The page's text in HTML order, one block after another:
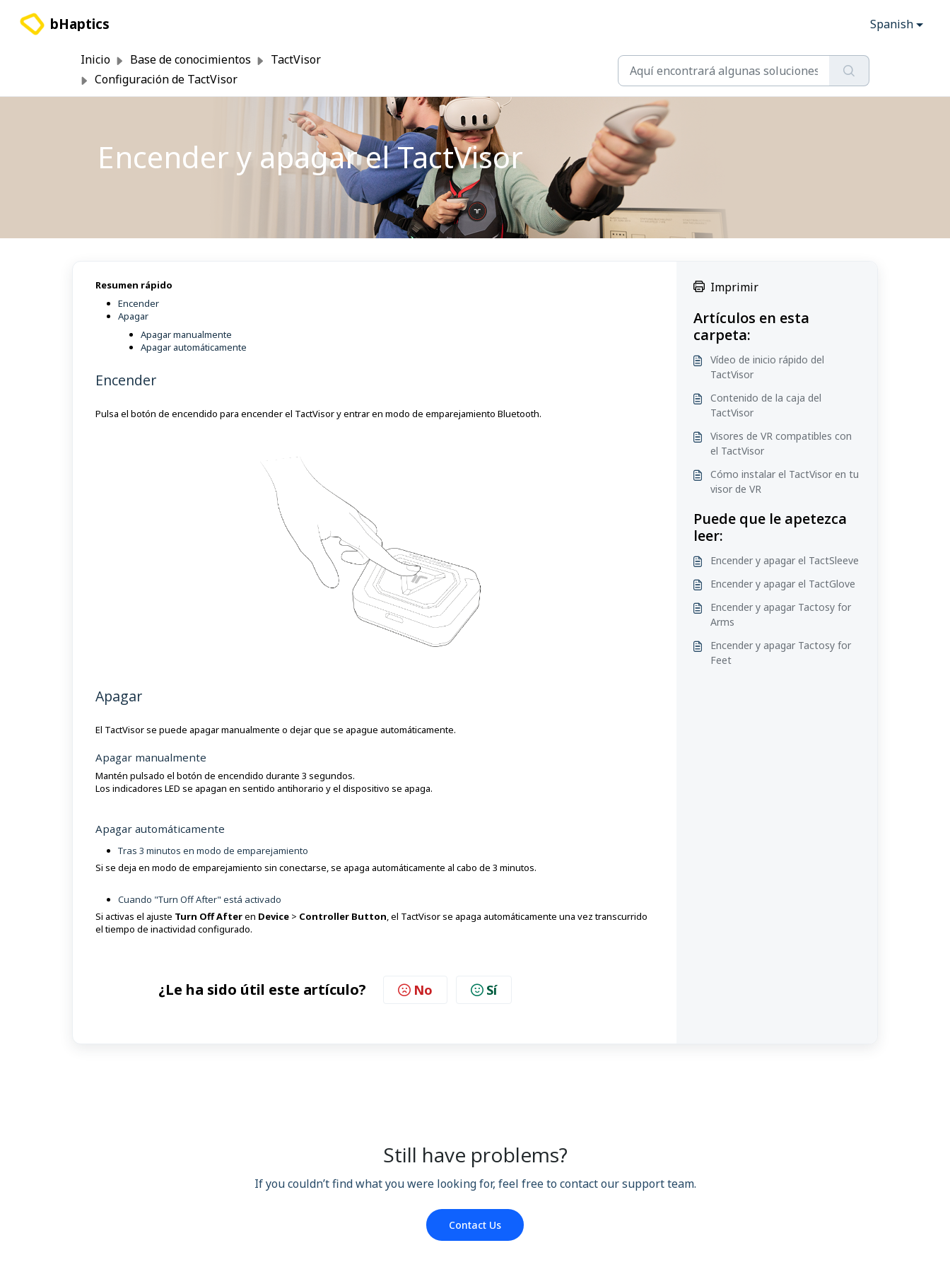
bHaptics Spanish
Inicio Base de conocimientos
TactVisor
Configuración de TactVisor
Encender y apagar el TactVisor
Resumen rápido
Encender
Apagar
Apagar manualmente
Apagar automáticamente
Encender
Pulsa el botón de encendido para encender el TactVisor y entrar en modo de emparejamiento Bluetooth.
Apagar
El TactVisor se puede apagar manualmente o dejar que se apague automáticamente.
Apagar manualmente
Mantén pulsado el botón de encendido durante 3 segundos.
Los indicadores LED se apagan en sentido antihorario y el dispositivo se apaga.
Apagar automáticamente
Tras 3 minutos en modo de emparejamiento
Si se deja en modo de emparejamiento sin conectarse, se apaga automáticamente al cabo de 3 minutos.
Cuando "Turn Off After" está activado
Si activas el ajuste Turn Off Afteren Device > Controller Button, el TactVisor se apaga automáticamente una vez transcurrido
el tiempo de inactividad configurado.
¿Le ha sido útil este artículo? No Sí
Imprimir
Artículos en esta
carpeta:
Vídeo de inicio rápido del
TactVisor
Contenido de la caja del
TactVisor
Visores de VR compatibles con
el TactVisor
Cómo instalar el TactVisor en tu
visor de VR
Puede que le apetezca
leer:
Encender y apagar el TactSleeve
Encender y apagar el TactGlove
Encender y apagar Tactosy for
Arms
Encender y apagar Tactosy for
Feet
Still have problems?
If you couldn’t find what you were looking for, feel free to contact our support team.